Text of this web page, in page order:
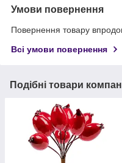
Умови повернення
Повернення товару
Всі умови повернення
Подібні товари